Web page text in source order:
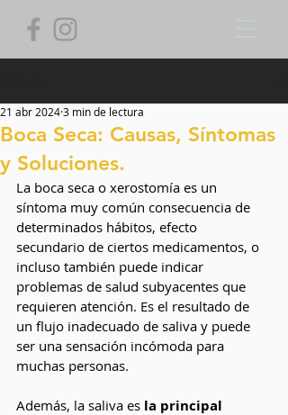
Boca Seca: Causas, Síntomas
y Soluciones.
21 abr 20243 min de lectura
La boca seca o xerostomía es un
síntoma muy común consecuencia de
determinados hábitos, efecto
secundario de ciertos medicamentos, o
incluso también puede indicar
problemas de salud subyacentes que
requieren atención. Es el resultado de
un flujo inadecuado de saliva y puede
ser una sensación incómoda para
muchas personas.
Además, la saliva es la principal